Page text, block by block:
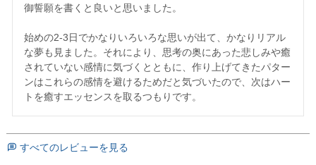
御誓願を書くと良いと思いました。
始めの2-3日でかなりいろいろな思いが出て、かなりリアル
な夢も見ました。それにより、思考の奥にあった悲しみや癒
されていない感情に気づくとともに、作り上げてきたパター
ンはこれらの感情を避けるためだと気づいたので、次はハー
トを癒すエッセンスを取るつもりです。
すべてのレビューを見る